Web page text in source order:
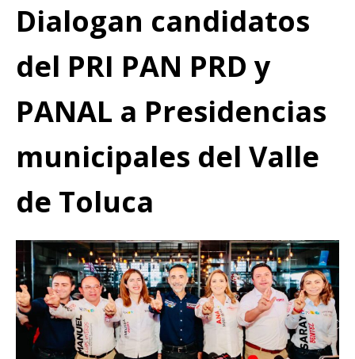
Dialogan candidatos
del PRI PAN PRD y
PANAL a Presidencias
municipales del Valle
de Toluca